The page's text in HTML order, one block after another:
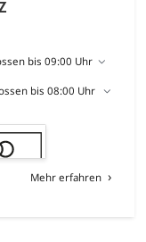
bis 09:00 Uhr
bis 08:00 Uhr
Mehr erfahren